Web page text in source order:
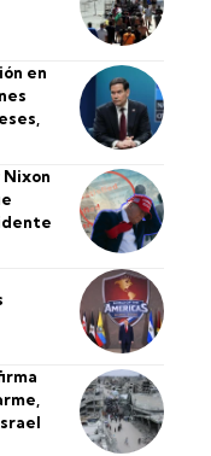
en
Nixon